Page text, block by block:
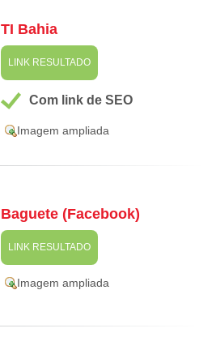
TI Bahia
LINK RESULTADO
Com link de SEO
Imagem ampliada
Baguete (Facebook)
LINK RESULTADO
Imagem ampliada